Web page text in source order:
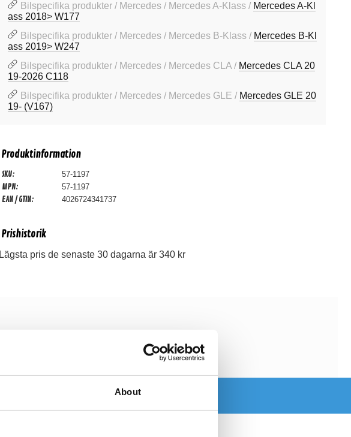
About
Bilspecifika produkter / Mercedes / Mercedes A-Klass / Mercedes A-Kl
ass 2018> W177
Bilspecifika produkter / Mercedes / Mercedes B-Klass / Mercedes B-Kl
ass 2019> W247
Bilspecifika produkter / Mercedes / Mercedes CLA / Mercedes CLA 20
19-2026 C118
Bilspecifika produkter / Mercedes / Mercedes GLE / Mercedes GLE 20
19- (V167)
Produktinformation
SKU: 57-1197
MPN: 57-1197
EAN / GTIN: 4026724341737
Prishistorik
Lägsta pris de senaste 30 dagarna är 340 kr